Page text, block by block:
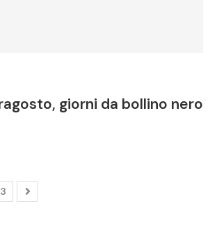
giorni da bollino nero
3